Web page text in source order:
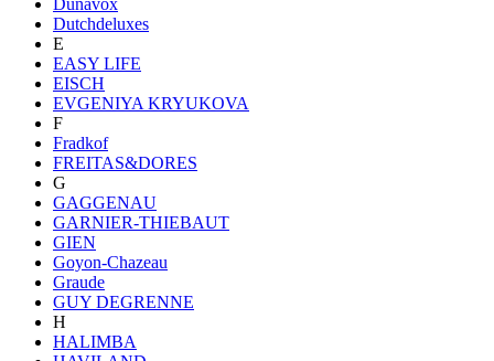
Dutchdeluxes
E
EASY LIFE
EISCH
EVGENIYA KRYUKOVA
F
Fradkof
FREITAS&DORES
G
GAGGENAU
GARNIER-THIEBAUT
GIEN
Goyon-Chazeau
Graude
GUY DEGRENNE
H
HALIMBA